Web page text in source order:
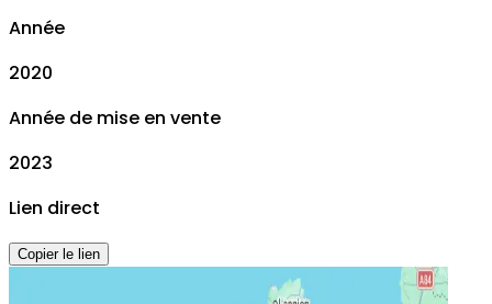
Année
2020
Année de mise en vente
2023
Lien direct
Copier le lien